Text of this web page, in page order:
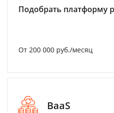
Подобрать платформу
От 200 000 руб./месяц
BaaS